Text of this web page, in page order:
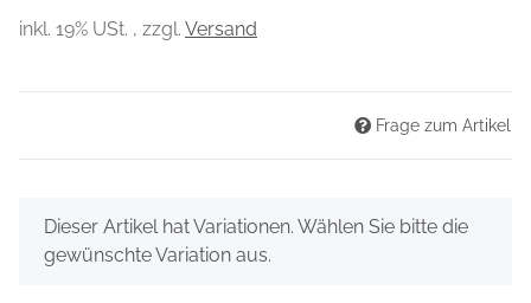
inkl. 19% USt. , zzgl. Versand
Frage zum Artikel
x
Dieser Artikel hat Variationen. Wählen Sie bitte die
gewünschte Variation aus.